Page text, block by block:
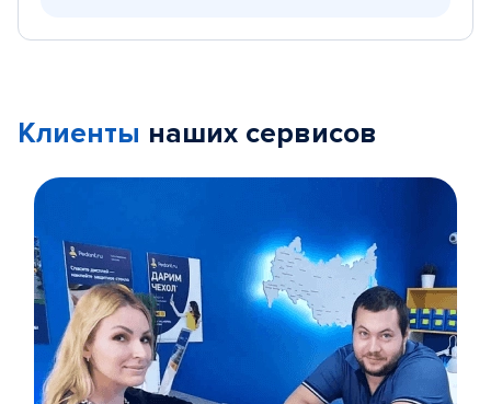
Клиенты наших сервисов